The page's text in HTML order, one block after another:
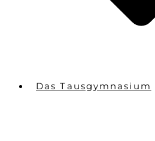
Das Tausgymnasium